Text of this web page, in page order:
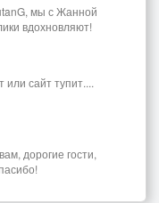
мы с Жанной
вдохновляют!
или сайт тупит....
дорогие гости,